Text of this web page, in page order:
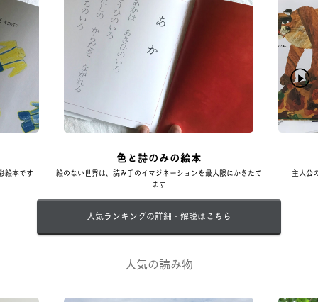
絵本です
色と詩のみの絵本
絵のない世界は、読み手のイマジネーションを最大限にかきたて
ます
主人公
人気ランキングの詳細・解説はこちら
人気の読み物